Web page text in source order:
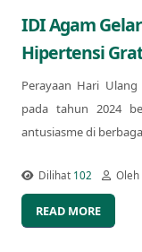
IDI Agam
Hipertensi
Perayaan Hari
pada tahun 2024
antusiasme di
Dilihat 102 Oleh
READ MORE